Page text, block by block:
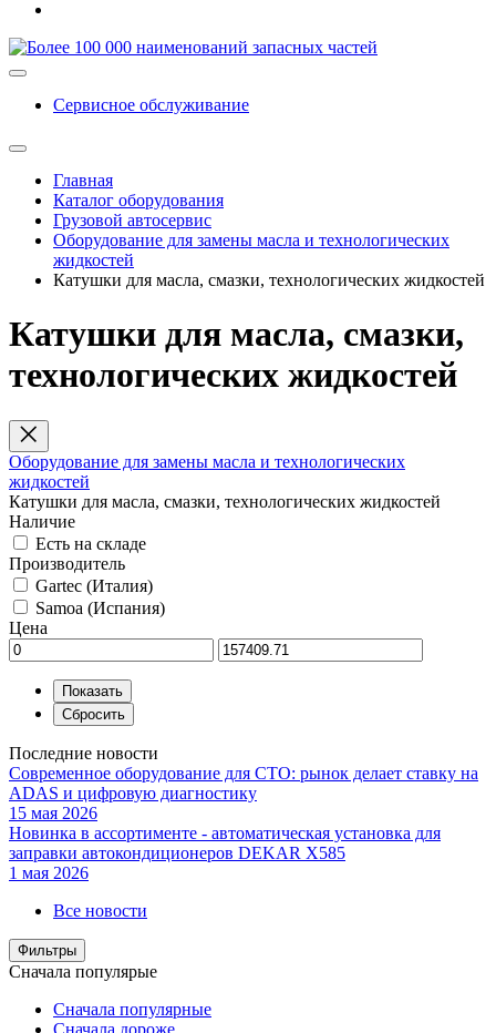
Сервисное обслуживание
Главная
Каталог оборудования
Грузовой автосервис
Оборудование для замены масла и технологических
жидкостей
Катушки для масла, смазки, технологических жидкостей
Катушки для масла, смазки,
технологических жидкостей
Оборудование для замены масла и технологических
жидкостей
Катушки для масла, смазки, технологических жидкостей
Наличие
Есть на складе
Производитель
Gartec (Италия)
Samoa (Испания)
Цена
Последние новости
Современное оборудование для СТО: рынок делает ставку на
ADAS и цифровую диагностику
15 мая 2026
Новинка в ассортименте - автоматическая установка для
заправки автокондиционеров DEKAR X585
1 мая 2026
Все новости
Фильтры
Сначала популярые
Сначала популярные
Сначала дороже